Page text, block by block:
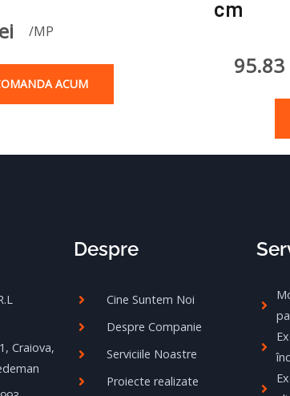
/MP
ACUM
cm
95.83
Craiova,
Despre
Cine Suntem Noi
Despre Companie
Serviciile Noastre
Proiecte realizate